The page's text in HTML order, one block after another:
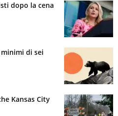
dopo la cena
minimi di sei
Kansas City